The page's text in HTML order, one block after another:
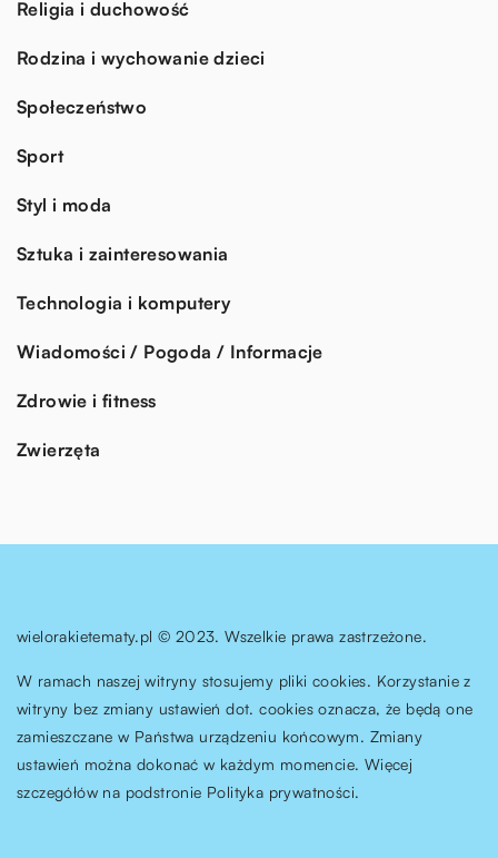
Religia i duchowość
Rodzina i wychowanie dzieci
Społeczeństwo
Sport
Styl i moda
Sztuka i zainteresowania
Technologia i komputery
Wiadomości / Pogoda / Informacje
Zdrowie i fitness
Zwierzęta
wielorakietematy.pl © 2023. Wszelkie prawa zastrzeżone.
W ramach naszej witryny stosujemy pliki cookies. Korzystanie z
witryny bez zmiany ustawień dot. cookies oznacza, że będą one
zamieszczane w Państwa urządzeniu końcowym. Zmiany
ustawień można dokonać w każdym momencie. Więcej
szczegółów na podstronie Polityka prywatności.